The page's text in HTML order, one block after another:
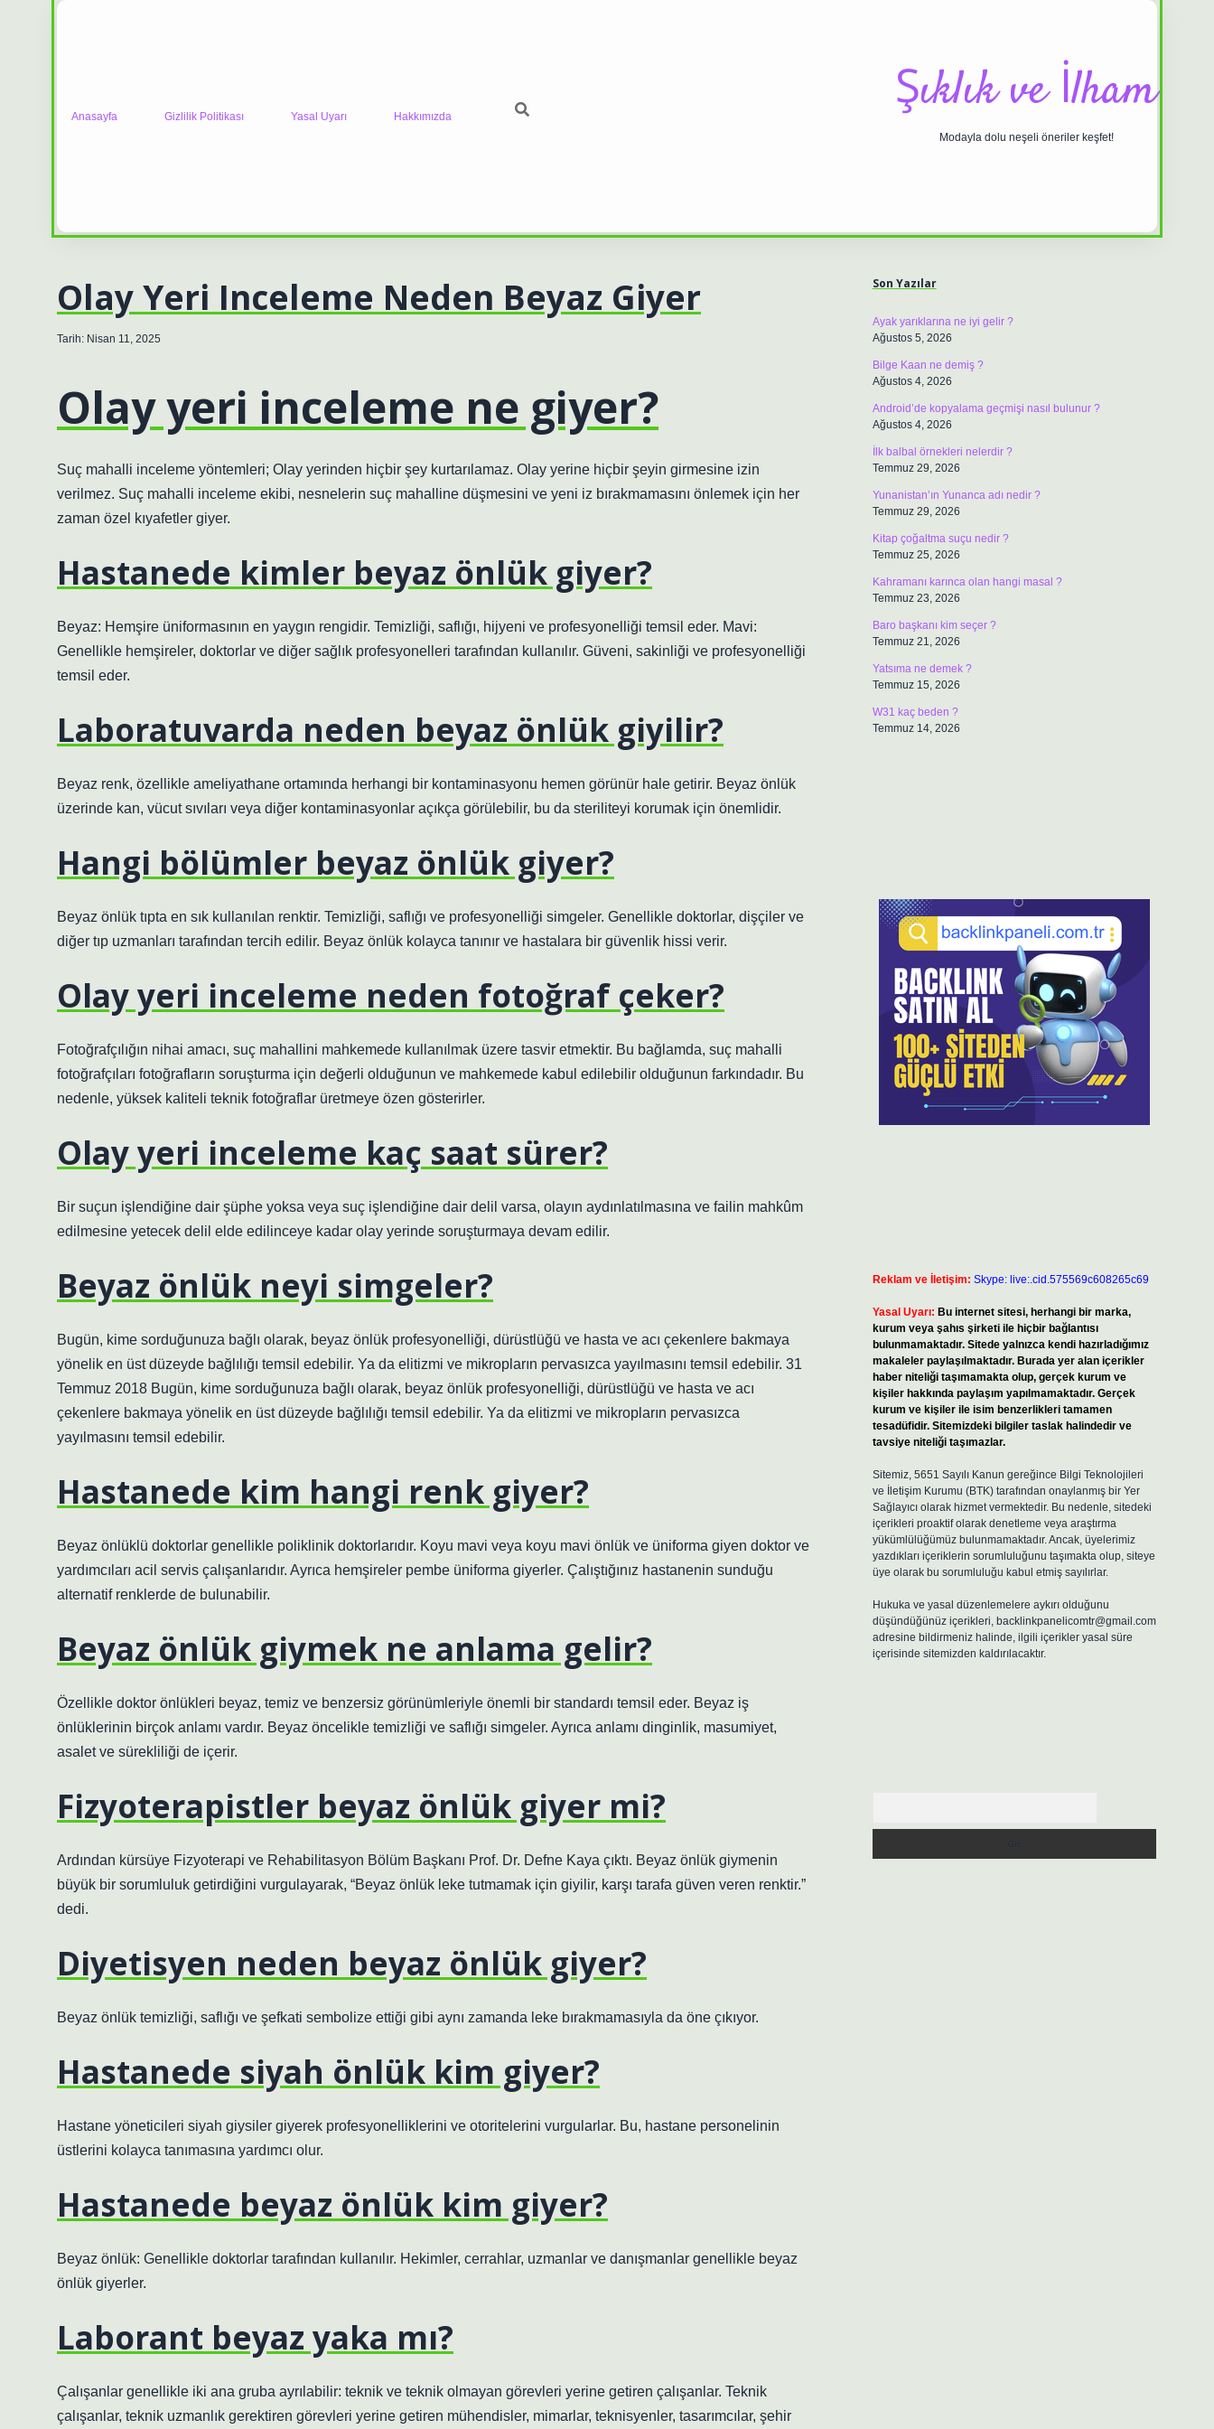
Anasayfa Gizlilik Politikası Yasal Uyarı Hakkımızda Şıklık ve İlham
Modayla dolu neşeli öneriler keşfet!
Olay Yeri Inceleme Neden Beyaz Giyer
Tarih: Nisan 11, 2025
Olay yeri inceleme ne giyer?
Suç mahalli inceleme yöntemleri; Olay yerinden hiçbir şey kurtarılamaz. Olay yerine hiçbir şeyin girmesine izin
verilmez. Suç mahalli inceleme ekibi, nesnelerin suç mahalline düşmesini ve yeni iz bırakmamasını önlemek için her
zaman özel kıyafetler giyer.
Hastanede kimler beyaz önlük giyer?
Beyaz: Hemşire üniformasının en yaygın rengidir. Temizliği, saflığı, hijyeni ve profesyonelliği temsil eder. Mavi:
Genellikle hemşireler, doktorlar ve diğer sağlık profesyonelleri tarafından kullanılır. Güveni, sakinliği ve profesyonelliği
temsil eder.
Laboratuvarda neden beyaz önlük giyilir?
Beyaz renk, özellikle ameliyathane ortamında herhangi bir kontaminasyonu hemen görünür hale getirir. Beyaz önlük
üzerinde kan, vücut sıvıları veya diğer kontaminasyonlar açıkça görülebilir, bu da steriliteyi korumak için önemlidir.
Hangi bölümler beyaz önlük giyer?
Beyaz önlük tıpta en sık kullanılan renktir. Temizliği, saflığı ve profesyonelliği simgeler. Genellikle doktorlar, dişçiler ve
diğer tıp uzmanları tarafından tercih edilir. Beyaz önlük kolayca tanınır ve hastalara bir güvenlik hissi verir.
Olay yeri inceleme neden fotoğraf çeker?
Fotoğrafçılığın nihai amacı, suç mahallini mahkemede kullanılmak üzere tasvir etmektir. Bu bağlamda, suç mahalli
fotoğrafçıları fotoğrafların soruşturma için değerli olduğunun ve mahkemede kabul edilebilir olduğunun farkındadır. Bu
nedenle, yüksek kaliteli teknik fotoğraflar üretmeye özen gösterirler.
Olay yeri inceleme kaç saat sürer?
Bir suçun işlendiğine dair şüphe yoksa veya suç işlendiğine dair delil varsa, olayın aydınlatılmasına ve failin mahkûm
edilmesine yetecek delil elde edilinceye kadar olay yerinde soruşturmaya devam edilir.
Beyaz önlük neyi simgeler?
Bugün, kime sorduğunuza bağlı olarak, beyaz önlük profesyonelliği, dürüstlüğü ve hasta ve acı çekenlere bakmaya
yönelik en üst düzeyde bağlılığı temsil edebilir. Ya da elitizmi ve mikropların pervasızca yayılmasını temsil edebilir. 31
Temmuz 2018 Bugün, kime sorduğunuza bağlı olarak, beyaz önlük profesyonelliği, dürüstlüğü ve hasta ve acı
çekenlere bakmaya yönelik en üst düzeyde bağlılığı temsil edebilir. Ya da elitizmi ve mikropların pervasızca
yayılmasını temsil edebilir.
Hastanede kim hangi renk giyer?
Beyaz önlüklü doktorlar genellikle poliklinik doktorlarıdır. Koyu mavi veya koyu mavi önlük ve üniforma giyen doktor ve
yardımcıları acil servis çalışanlarıdır. Ayrıca hemşireler pembe üniforma giyerler. Çalıştığınız hastanenin sunduğu
alternatif renklerde de bulunabilir.
Beyaz önlük giymek ne anlama gelir?
Özellikle doktor önlükleri beyaz, temiz ve benzersiz görünümleriyle önemli bir standardı temsil eder. Beyaz iş
önlüklerinin birçok anlamı vardır. Beyaz öncelikle temizliği ve saflığı simgeler. Ayrıca anlamı dinginlik, masumiyet,
asalet ve sürekliliği de içerir.
Fizyoterapistler beyaz önlük giyer mi?
Ardından kürsüye Fizyoterapi ve Rehabilitasyon Bölüm Başkanı Prof. Dr. Defne Kaya çıktı. Beyaz önlük giymenin
büyük bir sorumluluk getirdiğini vurgulayarak, “Beyaz önlük leke tutmamak için giyilir, karşı tarafa güven veren renktir.”
dedi.
Diyetisyen neden beyaz önlük giyer?
Beyaz önlük temizliği, saflığı ve şefkati sembolize ettiği gibi aynı zamanda leke bırakmamasıyla da öne çıkıyor.
Hastanede siyah önlük kim giyer?
Hastane yöneticileri siyah giysiler giyerek profesyonelliklerini ve otoritelerini vurgularlar. Bu, hastane personelinin
üstlerini kolayca tanımasına yardımcı olur.
Hastanede beyaz önlük kim giyer?
Beyaz önlük: Genellikle doktorlar tarafından kullanılır. Hekimler, cerrahlar, uzmanlar ve danışmanlar genellikle beyaz
önlük giyerler.
Laborant beyaz yaka mı?
Çalışanlar genellikle iki ana gruba ayrılabilir: teknik ve teknik olmayan görevleri yerine getiren çalışanlar. Teknik
çalışanlar, teknik uzmanlık gerektiren görevleri yerine getiren mühendisler, mimarlar, teknisyenler, tasarımcılar, şehir
Son Yazılar
Ayak yarıklarına ne iyi gelir ?
Ağustos 5, 2026
Bilge Kaan ne demiş ?
Ağustos 4, 2026
Android’de kopyalama geçmişi nasıl bulunur ?
Ağustos 4, 2026
İlk balbal örnekleri nelerdir ?
Temmuz 29, 2026
Yunanistan’ın Yunanca adı nedir ?
Temmuz 29, 2026
Kitap çoğaltma suçu nedir ?
Temmuz 25, 2026
Kahramanı karınca olan hangi masal ?
Temmuz 23, 2026
Baro başkanı kim seçer ?
Temmuz 21, 2026
Yatsıma ne demek ?
Temmuz 15, 2026
W31 kaç beden ?
Temmuz 14, 2026
Reklam ve İletişim: Skype: live:.cid.575569c608265c69
Yasal Uyarı: Bu internet sitesi, herhangi bir marka,
kurum veya şahıs şirketi ile hiçbir bağlantısı
bulunmamaktadır. Sitede yalnızca kendi hazırladığımız
makaleler paylaşılmaktadır. Burada yer alan içerikler
haber niteliği taşımamakta olup, gerçek kurum ve
kişiler hakkında paylaşım yapılmamaktadır. Gerçek
kurum ve kişiler ile isim benzerlikleri tamamen
tesadüfidir. Sitemizdeki bilgiler taslak halindedir ve
tavsiye niteliği taşımazlar.
Sitemiz, 5651 Sayılı Kanun gereğince Bilgi Teknolojileri
ve İletişim Kurumu (BTK) tarafından onaylanmış bir Yer
Sağlayıcı olarak hizmet vermektedir. Bu nedenle, sitedeki
içerikleri proaktif olarak denetleme veya araştırma
yükümlülüğümüz bulunmamaktadır. Ancak, üyelerimiz
yazdıkları içeriklerin sorumluluğunu taşımakta olup, siteye
üye olarak bu sorumluluğu kabul etmiş sayılırlar.
Hukuka ve yasal düzenlemelere aykırı olduğunu
düşündüğünüz içerikleri, backlinkpanelicomtr@gmail.com
adresine bildirmeniz halinde, ilgili içerikler yasal süre
içerisinde sitemizden kaldırılacaktır.